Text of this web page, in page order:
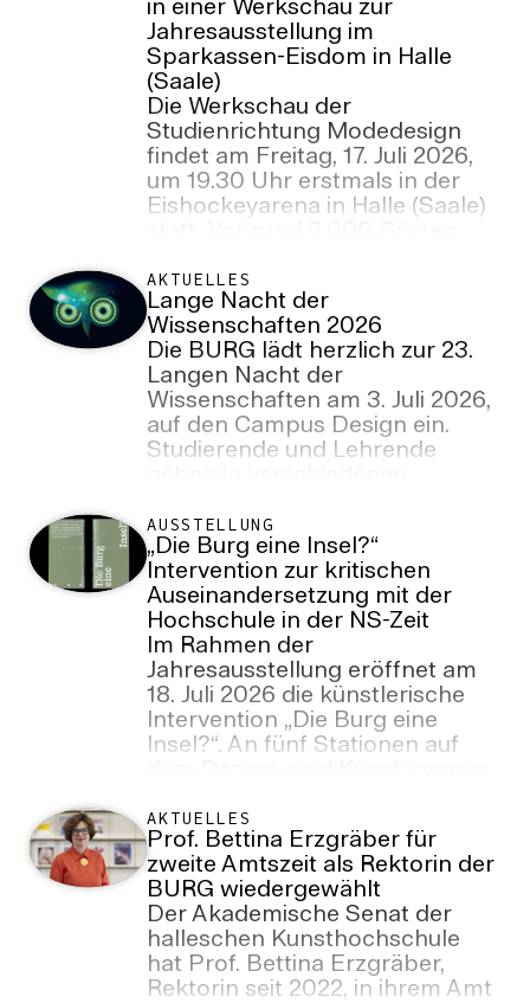
in einer Werkschau zur
Jahresausstellung im
Sparkassen-Eisdom in Halle
(Saale)
Die Werkschau der
Studienrichtung Modedesign
findet am Freitag, 17. Juli 2026,
um 19.30 Uhr erstmals in der
Eishockeyarena in Halle (Saale)
Stadionraum in eine Bühne für
Mode, Film, Performance und
räumliche Inszenierungen.
AKTUELLES
Lange Nacht der
Wissenschaften 2026
Die BURG lädt herzlich zur 23.
Langen Nacht der
Wissenschaften am 3. Juli 2026,
auf den Campus Design ein.
Studierende und Lehrende
Führungen Einblicke in die
Forschungsprozesse zwischen
Kunst, Design und
Wissenschaft.
AUSSTELLUNG
„Die Burg eine Insel?“
Intervention zur kritischen
Auseinandersetzung mit der
Hochschule in der NS-Zeit
Im Rahmen der
Jahresausstellung eröffnet am
18. Juli 2026 die künstlerische
Intervention „Die Burg eine
Insel?“. An fünf Stationen auf
der BURG während der Zeit des
Nationalsozialismus kritisch zu
betrachten und etablierte
Erzählungen über die
Hochschule zu hinterfragen.
AKTUELLES
Prof. Bettina Erzgräber für
zweite Amtszeit als Rektorin der
BURG wiedergewählt
Der Akademische Senat der
halleschen Kunsthochschule
hat Prof. Bettina Erzgräber,
Rektorin seit 2022, in ihrem Amt